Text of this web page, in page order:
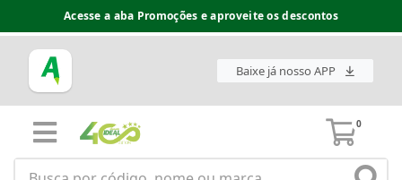
Acesse a aba Promoções e aproveite os descontos
Baixe já nosso APP
0